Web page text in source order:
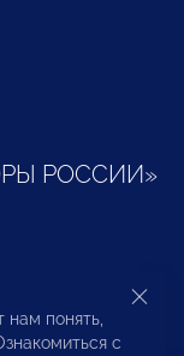
РОССИИ»
и
понять,
с